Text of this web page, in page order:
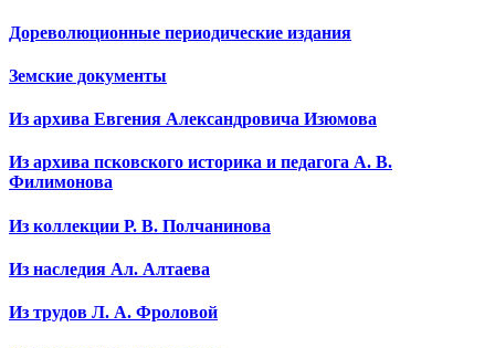
Дореволюционные периодические издания
Земские документы
Из архива Евгения Александровича Изюмова
Из архива псковского историка и педагога А. В.
Филимонова
Из коллекции Р. В. Полчанинова
Из наследия Ал. Алтаева
Из трудов Л. А. Фроловой